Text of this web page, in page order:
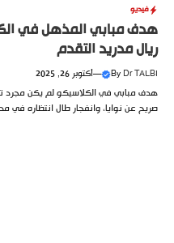
فيديو
هدف مبابي المذهل في
ريال مدريد التقدم
By Dr TALBI
—أكتوبر 26, 2025
صريح عن نوايا، وانفجار طال انتظاره في